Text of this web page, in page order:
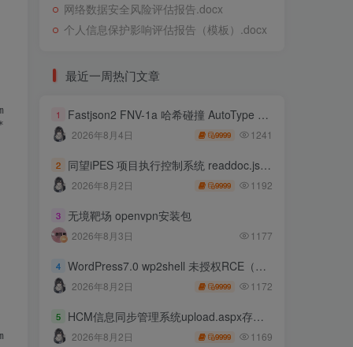
89.0.4389.82 Safari/537.36
signed-exchange;v=b3;q=0.9
89.0.4389.82 Safari/537.36
网络数据安全风险评估报告.docx
个人信息保护影响评估报告（模板）.docx
最近一周热门文章
1 Fastjson2 FNV-1a 哈希碰撞 AutoType 绕过远程代码执行
2026年8月4日 9999 1241
2 同望iPES 项目执行控制系统 readdoc.jsp存在任意文件读取
2026年8月2日 9999 1192
3 无境靶场 openvpn安装包
2026年8月3日 1177
4 WordPress7.0 wp2shell 未授权RCE（CVE-2026-63030 CVE-2026-60137）
2026年8月2日 9999 1172
5 HCM信息同步管理系统upload.aspx存在任意文件上传
2026年8月2日 9999 1169